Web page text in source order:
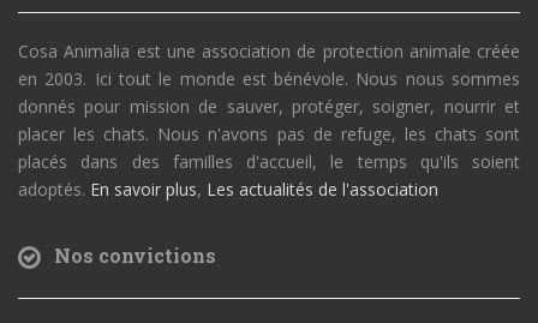
Cosa Animalia est une association de protection animale créée
en 2003. Ici tout le monde est bénévole. Nous nous sommes
donnés pour mission de sauver, protéger, soigner, nourrir et
placer les chats. Nous n'avons pas de refuge, les chats sont
placés dans des familles d'accueil, le temps qu'ils soient
adoptés. En savoir plus, Les actualités de l'association
Nos convictions